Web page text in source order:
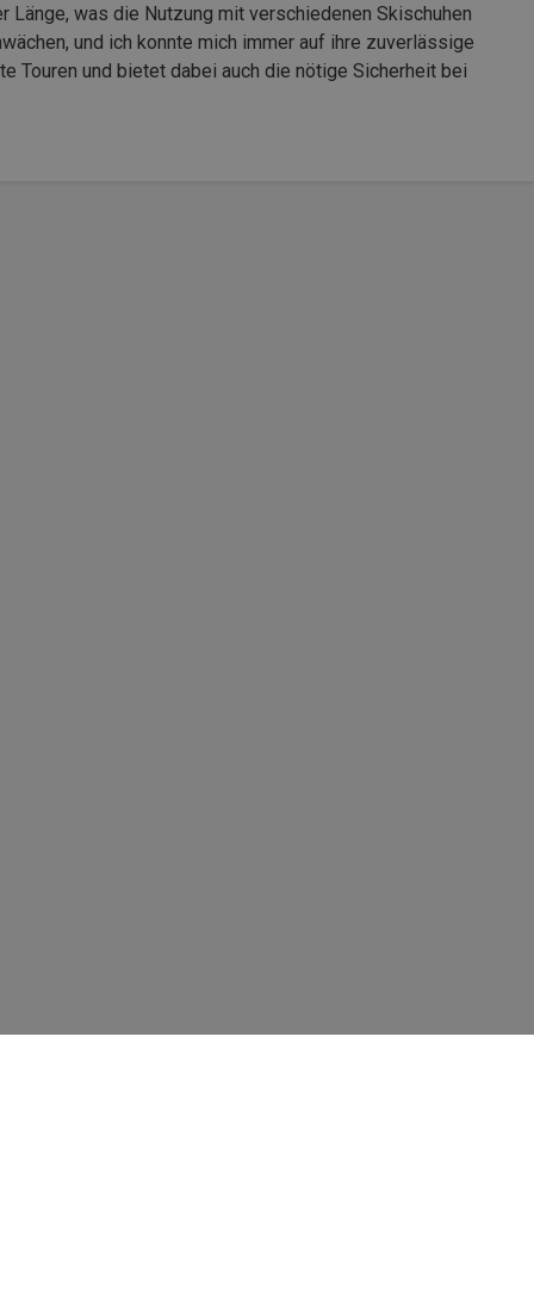
was die Nutzung mit verschiedenen Skischuhen
und ich konnte mich immer auf ihre zuverlässige
Touren und bietet dabei auch die nötige Sicherheit bei